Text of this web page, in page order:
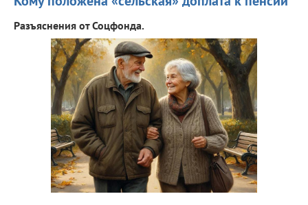
Разъяснения от Соцфонда.